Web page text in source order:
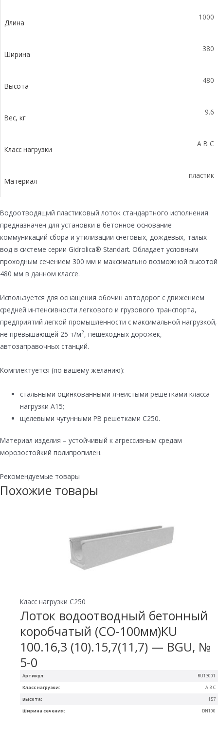
Длина
1000
Ширина
380
Высота
480
Вес, кг
9.6
Класс нагрузки
A B C
Материал
пластик
Водоотводящий пластиковый лоток стандартного исполнения
предназначен для установки в бетонное основание
коммуникаций сбора и утилизации снеговых, дождевых, талых
вод в системе серии Gidrolica® Standart. Обладает условным
проходным сечением 300 мм и максимально возможной высотой
480 мм в данном классе.
Используется для оснащения обочин автодорог с движением
средней интенсивности легкового и грузового транспорта,
предприятий легкой промышленности с максимальной нагрузкой,
не превышающей 25 т/м2, пешеходных дорожек,
автозаправочных станций.
Комплектуется (по вашему желанию):
стальными оцинкованными ячеистыми решетками класса
нагрузки А15;
щелевыми чугунными РВ решетками С250.
Материал изделия – устойчивый к агрессивным средам
морозостойкий полипропилен.
Рекомендуемые товары
Похожие товары
Артикул: RU13001
Ширина сечения: DN100
Высота: 157
Класс нагрузки: A B C
Класс нагрузки C250
Лоток водоотводный бетонный
коробчатый (СО-100мм)КU
100.16,3 (10).15,7(11,7) — BGU, №
5-0